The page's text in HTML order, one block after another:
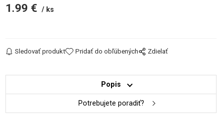
1.99 € ks
Sledovať produkt Pridať do obľúbených Zdielať
Popis
Potrebujete poradiť?